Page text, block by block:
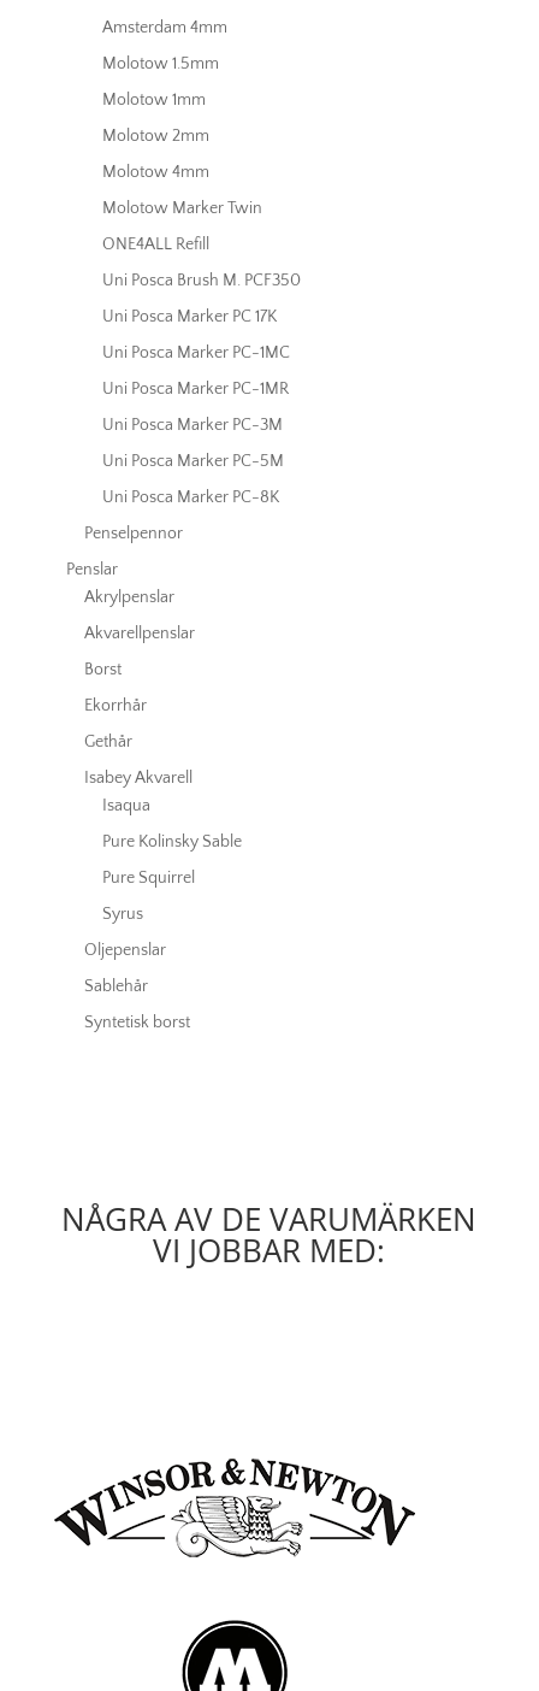
Amsterdam 4mm
Molotow 1.5mm
Molotow 1mm
Molotow 2mm
Molotow 4mm
Molotow Marker Twin
ONE4ALL Refill
Uni Posca Brush M. PCF350
Uni Posca Marker PC 17K
Uni Posca Marker PC-1MC
Uni Posca Marker PC-1MR
Uni Posca Marker PC-3M
Uni Posca Marker PC-5M
Uni Posca Marker PC-8K
Penselpennor
Penslar
Akrylpenslar
Akvarellpenslar
Borst
Ekorrhår
Gethår
Isabey Akvarell
Isaqua
Pure Kolinsky Sable
Pure Squirrel
Syrus
Oljepenslar
Sablehår
Syntetisk borst
NÅGRA AV DE VARUMÄRKEN
VI JOBBAR MED: